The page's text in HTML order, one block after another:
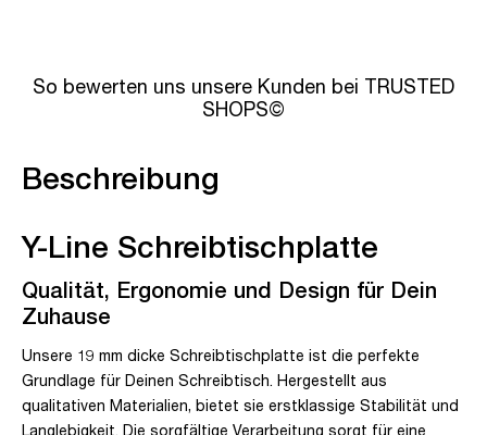
So bewerten uns unsere Kunden bei TRUSTED
SHOPS©
Beschreibung
Y-Line Schreibtischplatte
Qualität, Ergonomie und Design für Dein
Zuhause
Unsere 19 mm dicke Schreibtischplatte ist die perfekte
Grundlage für Deinen Schreibtisch. Hergestellt aus
qualitativen Materialien, bietet sie erstklassige Stabilität und
Langlebigkeit. Die sorgfältige Verarbeitung sorgt für eine